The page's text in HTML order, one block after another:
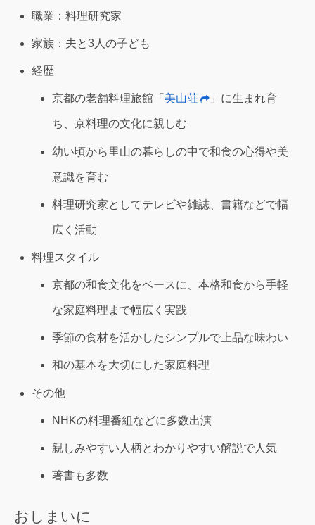
職業：料理研究家
家族：夫と3人の子ども
経歴
京都の老舗料理旅館「 美山荘 」に生まれ育
ち、京料理の文化に親しむ
幼い頃から里山の暮らしの中で和食の心得や美
意識を育む
料理研究家としてテレビや雑誌、書籍などで幅
広く活動
料理スタイル
京都の和食文化をベースに、本格和食から手軽
な家庭料理まで幅広く実践
季節の食材を活かしたシンプルで上品な味わい
和の基本を大切にした家庭料理
その他
NHKの料理番組などに多数出演
親しみやすい人柄とわかりやすい解説で人気
著書も多数
おしまいに